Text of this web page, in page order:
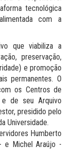
tecnológica
com a
que viabiliza a
preservação,
e promoção
permanentes. O
os Centros de
e de seu Arquivo
presidido pelo
Universidade.
Humberto
e Michel Araújo -